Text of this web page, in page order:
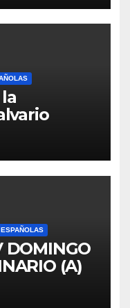
DOMINGO
(A)